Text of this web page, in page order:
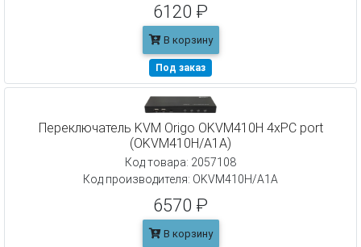
6120 ₽
В корзину
Под заказ
Переключатель KVM Origo OKVM410H 4xPC port
(OKVM410H/A1A)
Код товара: 2057108
Код производителя: OKVM410H/A1A
6570 ₽
В корзину